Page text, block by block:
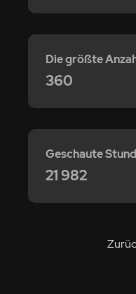
Die größte
360
Geschaute
21 982